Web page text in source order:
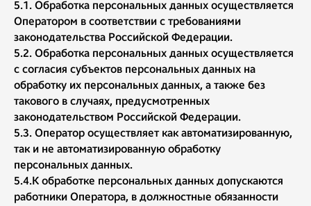
5.1. Обработка персональных данных осуществляется
Оператором в соответствии с требованиями
законодательства Российской Федерации.
5.2. Обработка персональных данных осуществляется
с согласия субъектов персональных данных на
обработку их персональных данных, а также без
такового в случаях, предусмотренных
законодательством Российской Федерации.
5.3. Оператор осуществляет как автоматизированную,
так и не автоматизированную обработку
персональных данных.
5.4.К обработке персональных данных допускаются
работники Оператора, в должностные обязанности